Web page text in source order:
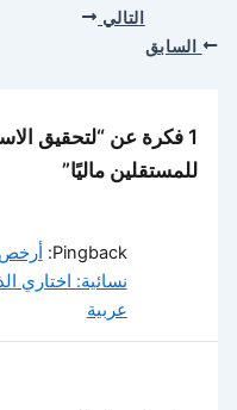
السابق
التالي
للمستقلين ماليًا”
Pingback:
نسائية: اختاري
عربية